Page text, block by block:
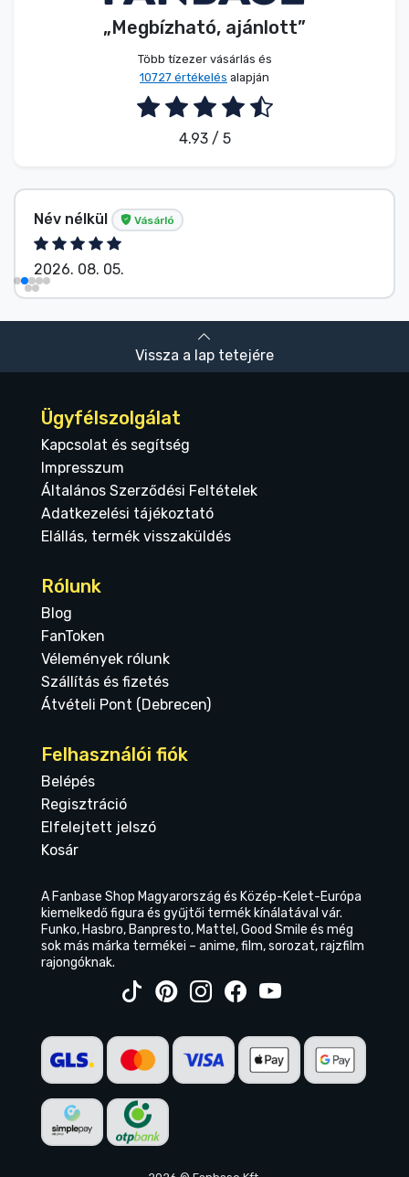
„Megbízható, ajánlott”
Több tízezer vásárlás és
10727 értékelés alapján
4.93 / 5
Név nélkül Vásárló
2026. 08. 05.
Vissza a lap tetejére
Ügyfélszolgálat
Kapcsolat és segítség
Impresszum
Általános Szerződési Feltételek
Adatkezelési tájékoztató
Elállás, termék visszaküldés
Rólunk
Blog
FanToken
Vélemények rólunk
Szállítás és fizetés
Átvételi Pont (Debrecen)
Felhasználói fiók
Belépés
Regisztráció
Elfelejtett jelszó
Kosár
A Fanbase Shop Magyarország és Közép-Kelet-Európa
kiemelkedő figura és gyűjtői termék kínálatával vár.
Funko, Hasbro, Banpresto, Mattel, Good Smile és még
sok más márka termékei – anime, film, sorozat, rajzfilm
rajongóknak.
Terméktípusok